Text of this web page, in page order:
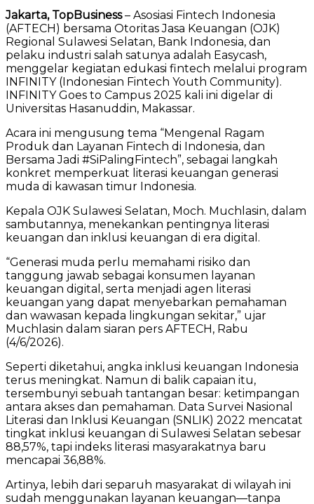
Email
Jakarta, TopBusiness– Asosiasi Fintech Indonesia
(AFTECH) bersama Otoritas Jasa Keuangan (OJK)
Regional Sulawesi Selatan, Bank Indonesia, dan
pelaku industri salah satunya adalah Easycash,
menggelar kegiatan edukasi fintech melalui program
INFINITY (Indonesian Fintech Youth Community).
INFINITY Goes to Campus 2025 kali ini digelar di
Universitas Hasanuddin, Makassar.
Acara ini mengusung tema “Mengenal Ragam
Produk dan Layanan Fintech di Indonesia, dan
Bersama Jadi #SiPalingFintech”, sebagai langkah
konkret memperkuat literasi keuangan generasi
muda di kawasan timur Indonesia.
Kepala OJK Sulawesi Selatan, Moch. Muchlasin, dalam
sambutannya, menekankan pentingnya literasi
keuangan dan inklusi keuangan di era digital.
“Generasi muda perlu memahami risiko dan
tanggung jawab sebagai konsumen layanan
keuangan digital, serta menjadi agen literasi
keuangan yang dapat menyebarkan pemahaman
dan wawasan kepada lingkungan sekitar,” ujar
Muchlasin dalam siaran pers AFTECH, Rabu
(4/6/2026).
Seperti diketahui, angka inklusi keuangan Indonesia
terus meningkat. Namun di balik capaian itu,
tersembunyi sebuah tantangan besar: ketimpangan
antara akses dan pemahaman. Data Survei Nasional
Literasi dan Inklusi Keuangan (SNLIK) 2022 mencatat
tingkat inklusi keuangan di Sulawesi Selatan sebesar
88,57%, tapi indeks literasi masyarakatnya baru
mencapai 36,88%.
Artinya, lebih dari separuh masyarakat di wilayah ini
sudah menggunakan layanan keuangan—tanpa